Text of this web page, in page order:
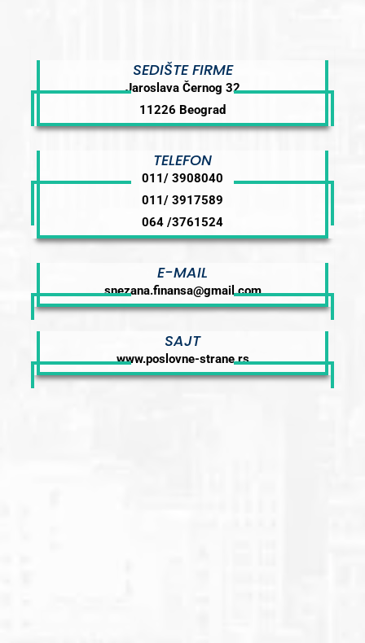
SEDIŠTE FIRME
Jaroslava Černog 32
11226 Beograd
TELEFON
011/ 3908040
011/ 3917589
064 /3761524
E-MAIL
snezana.finansa@gmail.com
SAJT
www.poslovne-strane.rs